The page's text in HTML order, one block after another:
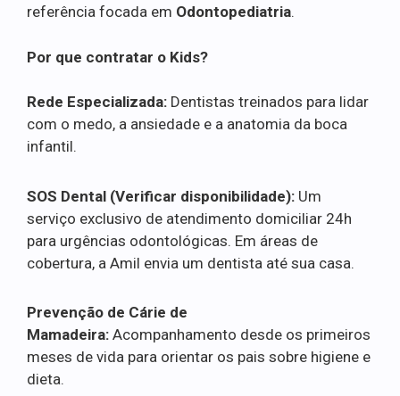
referência focada em Odontopediatria.
Por que contratar o Kids?
Rede Especializada: Dentistas treinados para lidar
com o medo, a ansiedade e a anatomia da boca
infantil.
SOS Dental (Verificar disponibilidade): Um
serviço exclusivo de atendimento domiciliar 24h
para urgências odontológicas. Em áreas de
cobertura, a Amil envia um dentista até sua casa.
Prevenção de Cárie de
Mamadeira: Acompanhamento desde os primeiros
meses de vida para orientar os pais sobre higiene e
dieta.